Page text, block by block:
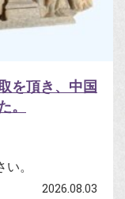
を頂き、中国
。
。
2026.08.03